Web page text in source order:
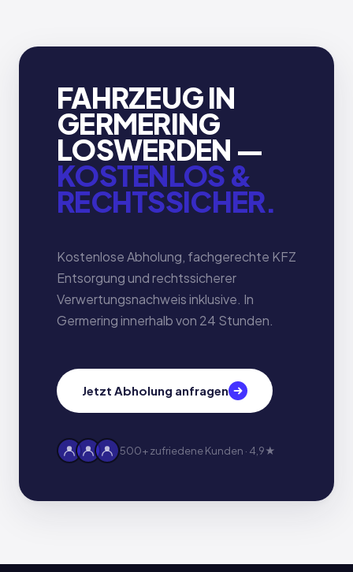
FAHRZEUG IN
GERMERING
LOSWERDEN —
KOSTENLOS &
RECHTSSICHER.
Kostenlose Abholung, fachgerechte KFZ
Entsorgung und rechtssicherer
Verwertungsnachweis inklusive. In
Germering innerhalb von 24 Stunden.
Jetzt Abholung anfragen
500+ zufriedene Kunden · 4,9★